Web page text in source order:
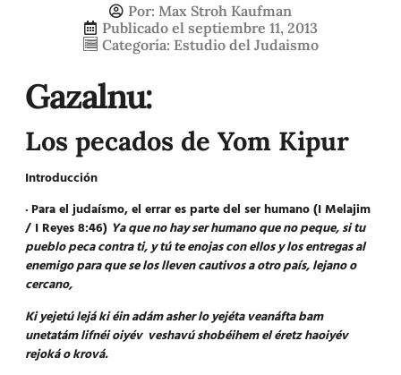
Por: Max Stroh Kaufman
Publicado el septiembre 11, 2013
Categoría: Estudio del Judaismo
Gazalnu:
Los pecados de Yom Kipur
Introducción
· Para el judaísmo, el errar es parte del ser humano (I Melajim
/ I Reyes 8:46) Ya que no hay ser humano que no peque, si tu
pueblo peca contra ti, y tú te enojas con ellos y los entregas al
enemigo para que se los lleven cautivos a otro país, lejano o
cercano,
Ki yejetú lejá ki éin adám asher lo yejéta veanáfta bam
unetatám lifnéi oiyév veshavú shobéihem el éretz haoiyév
rejoká o krová.